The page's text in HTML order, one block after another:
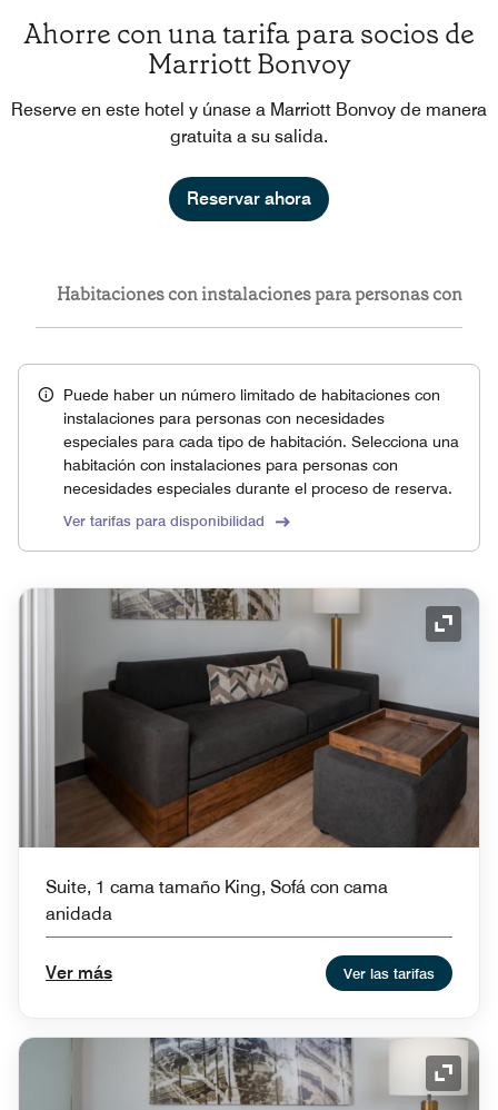
Ahorre con una tarifa para socios de
Marriott Bonvoy
Reserve en este hotel y únase a Marriott Bonvoy de manera
gratuita a su salida.
Reservar ahora
Habitaciones con instalaciones para personas con
Puede haber un número limitado de habitaciones con
instalaciones para personas con necesidades
especiales para cada tipo de habitación. Selecciona una
habitación con instalaciones para personas con
necesidades especiales durante el proceso de reserva.
Ver tarifas para disponibilidad
Icono
Suite, 1 cama tamaño King, Sofá con cama
anidada
Ver más Ver las tarifas
Icono